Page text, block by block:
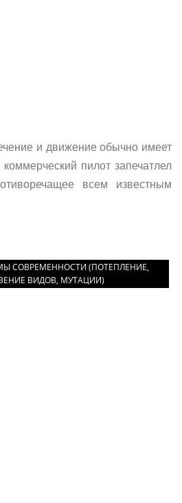
и движение обычно имеет
пилот запечатлел
всем известным
СОВРЕМЕННОСТИ (ПОТЕПЛЕНИЕ,
ВИДОВ, МУТАЦИИ)